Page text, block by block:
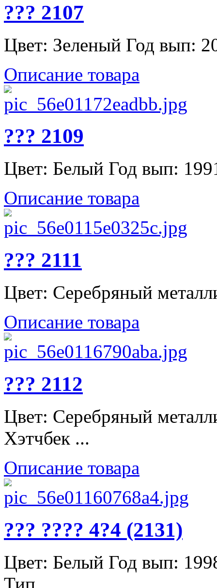
??? 2107
Цвет: Зеленый Год вып:
Описание товара
??? 2109
Цвет: Белый Год вып:
Описание товара
??? 2111
Цвет: Серебряный
Описание товара
??? 2112
Цвет: Серебряный
Хэтчбек ...
Описание товара
??? ???? 4?4 (2131)
Цвет: Белый Год вып:
Тип ...